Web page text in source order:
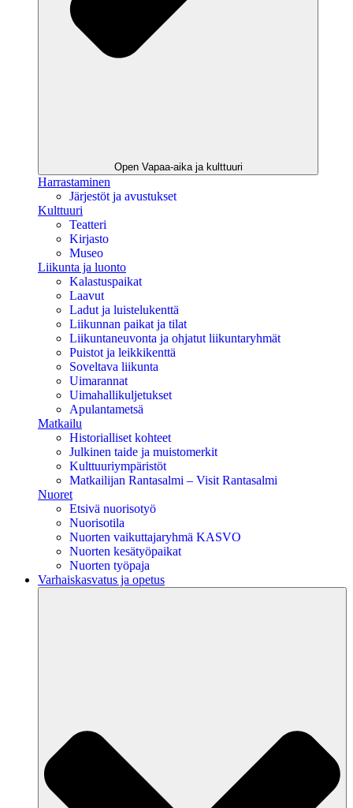
Open Vapaa-aika ja kulttuuri
Harrastaminen
Järjestöt ja avustukset
Kulttuuri
Teatteri
Kirjasto
Museo
Liikunta ja luonto
Kalastuspaikat
Laavut
Ladut ja luistelukenttä
Liikunnan paikat ja tilat
Liikuntaneuvonta ja ohjatut liikuntaryhmät
Puistot ja leikkikenttä
Soveltava liikunta
Uimarannat
Uimahallikuljetukset
Apulantametsä
Matkailu
Historialliset kohteet
Julkinen taide ja muistomerkit
Kulttuuriympäristöt
Matkailijan Rantasalmi – Visit Rantasalmi
Nuoret
Etsivä nuorisotyö
Nuorisotila
Nuorten vaikuttajaryhmä KASVO
Nuorten kesätyöpaikat
Nuorten työpaja
Varhaiskasvatus ja opetus